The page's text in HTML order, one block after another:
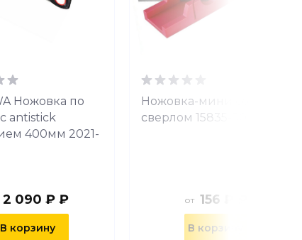
Ножовка по
antistick
400мм 2021-
2 090 ₽ ₽
В корзину
Ножовка-мини со
сверлом 15835-30
от 156 ₽ ₽
В корзину